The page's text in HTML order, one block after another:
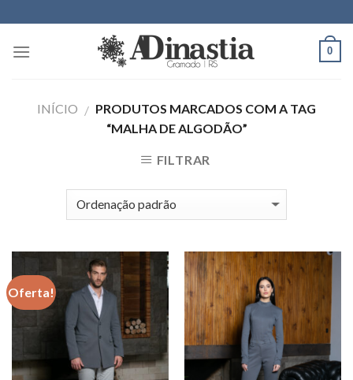
to
content
0
INÍCIO / PRODUTOS MARCADOS COM A TAG
“MALHA DE ALGODÃO”
FILTRAR
Oferta!